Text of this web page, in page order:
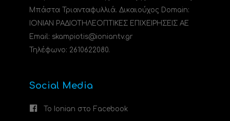
Μπάστα Τριανταφυλλιά. Δικαιούχος Domain:
ΙΟΝΙΑΝ ΡΑΔΙΟΤΗΛΕΟΠΤΙΚΕΣ ΕΠΙΧΕΙΡΗΣΕΙΣ ΑΕ
Email: skampiotis@ioniantv.gr
Τηλέφωνο: 2610622080.
Social Media
Το Ionian στο Facebook